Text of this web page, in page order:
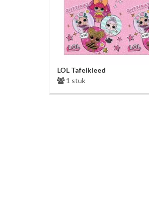
LOL Tafelkleed
1 stuk